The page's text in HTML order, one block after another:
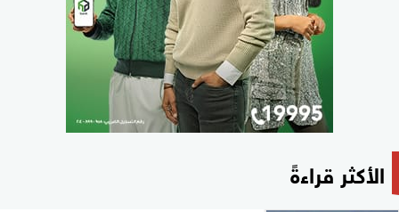
الأكثر قراءةً